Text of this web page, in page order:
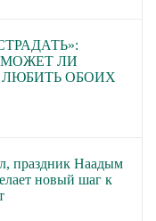
ЛИ
ОБОИХ
праздник Наадым
новый шаг к